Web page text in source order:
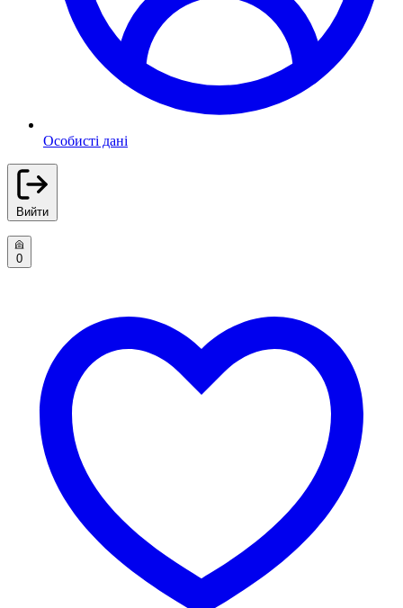
Особисті дані
Вийти
0